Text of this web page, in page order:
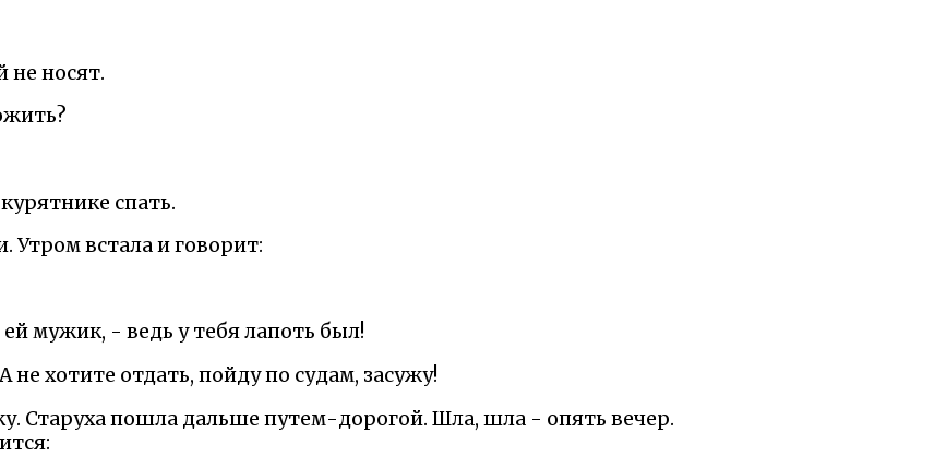
не носят.
спать.
Утром встала и говорит:
мужик, - ведь у тебя лапоть был!
не хотите отдать, пойду по судам, засужу!
Старуха пошла дальше путем-дорогой. Шла, шла - опять вечер.